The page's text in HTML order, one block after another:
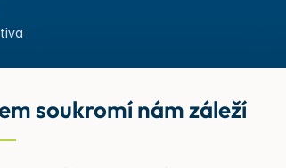
soukromí nám záleží